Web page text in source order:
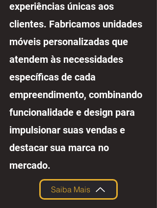
experiências únicas aos
clientes. Fabricamos unidades
móveis personalizadas que
atendem às necessidades
específicas de cada
empreendimento, combinando
funcionalidade e design para
impulsionar suas vendas e
destacar sua marca no
mercado.
Saiba Mais